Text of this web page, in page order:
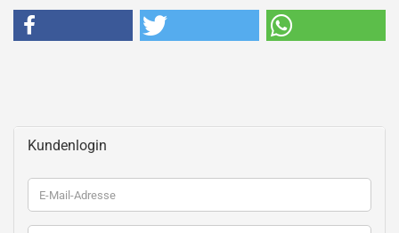
Kundenlogin
E-
Mail-
Adresse